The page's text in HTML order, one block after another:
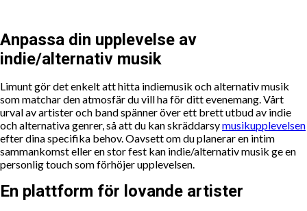
Anpassa din upplevelse av
indie/alternativ musik
Limunt gör det enkelt att hitta indiemusik och alternativ musik
som matchar den atmosfär du vill ha för ditt evenemang. Vårt
urval av artister och band spänner över ett brett utbud av indie
och alternativa genrer, så att du kan skräddarsymusikupplevelsen
efter dina specifika behov. Oavsett om du planerar en intim
sammankomst eller en stor fest kan indie/alternativ musik ge en
personlig touch som förhöjer upplevelsen.
En plattform för lovande artister